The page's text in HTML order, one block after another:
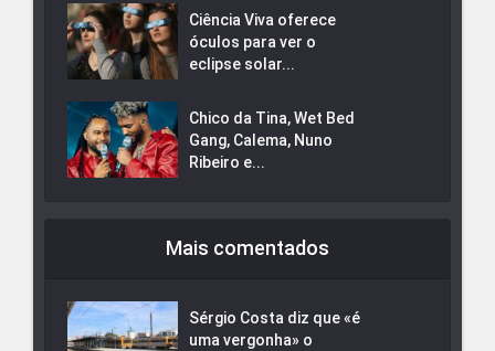
Ciência Viva oferece
óculos para ver o
eclipse solar...
Chico da Tina, Wet Bed
Gang, Calema, Nuno
Ribeiro e...
Mais comentados
Sérgio Costa diz que «é
uma vergonha» o